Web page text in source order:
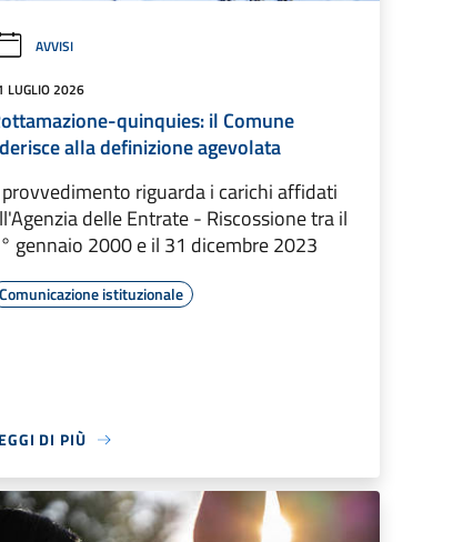
AVVISI
LUGLIO 2026
quinquies: il Comune
alla definizione agevolata
riguarda i carichi affidati
delle Entrate - Riscossione tra il
gennaio 2000 e il 31 dicembre 2023
Comunicazione istituzionale
DI PIÙ